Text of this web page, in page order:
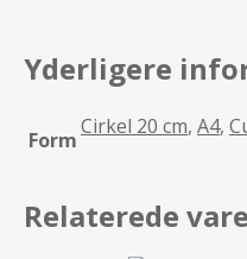
Yderligere
Form
Cirkel 20 cm, A4,
Relaterede